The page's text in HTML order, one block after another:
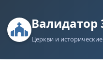
Валидатор
Церкви и